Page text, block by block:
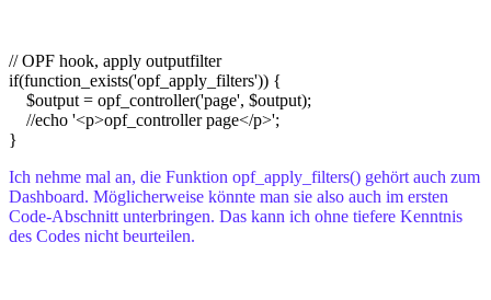
// OPF hook, apply outputfilter
if(function_exists('opf_apply_filters')) {
$output = opf_controller('page', $output);
//echo '<p>opf_controller page</p>';
}
Ich nehme mal an, die Funktion opf_apply_filters() gehört auch zum
Dashboard. Möglicherweise könnte man sie also auch im ersten
Code-Abschnitt unterbringen. Das kann ich ohne tiefere Kenntnis
des Codes nicht beurteilen.